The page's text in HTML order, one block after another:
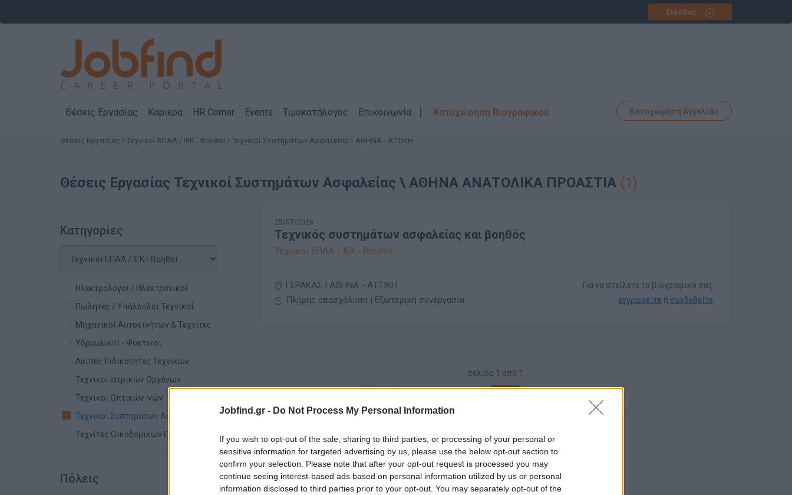
Jobfind.gr - Do Not Process My Personal Information
If you wish to opt-out of the sale, sharing to third parties, or processing of your personal or
sensitive information for targeted advertising by us, please use the below opt-out section to
confirm your selection. Please note that after your opt-out request is processed you may
continue seeing interest-based ads based on personal information utilized by us or personal
information disclosed to third parties prior to your opt-out. You may separately opt-out of the
Είσοδος
Θέσεις Εργασίας Καριέρα HR Corner Events Τιμοκατάλογος Επικοινωνία Καταχώρηση Βιογραφικού Καταχώρηση Αγγελίας
Θέσεις Εργασίας Τεχνικοί ΕΠΑΛ / ΙΕΚ - Βοηθοί Τεχνικοί Συστημάτων Ασφαλείας ΑΘΗΝΑ - ΑΤΤΙΚΗ
Θέσεις Εργασίας Τεχνικοί Συστημάτων Ασφαλείας \ ΑΘΗΝΑ ΑΝΑΤΟΛΙΚΑ ΠΡΟΑΣΤΙΑ (1)
Κατηγορίες
Ηλεκτρολόγοι / Ηλεκτρονικοί
Πωλητές / Υπάλληλοι Τεχνικοί
Μηχανικοί Αυτοκινήτων & Τεχνίτες
Υδραυλικοί - Ψυκτικοί
Λοιπές Ειδικότητες Τεχνικών
Τεχνικοί Ιατρικών Οργάνων
Τεχνικοί Οπτικών Ινών
Τεχνικοί Συστημάτων Ασφαλείας
Τεχνίτες Οικοδομικών Εργασιών
Πόλεις
25/07/2026
Τεχνικός συστημάτων ασφαλείας και βοηθός
Τεχνικοί ΕΠΑΛ / ΙΕΚ - Βοηθοί
ΓΕΡΑΚΑΣ | ΑΘΗΝΑ - ΑΤΤΙΚΗ
Πλήρης απασχόληση | Εξωτερική συνεργασία
Για να στείλετε το βιογραφικό σας
εγγραφείτε ή συνδεθείτε
σελίδα 1 από 1